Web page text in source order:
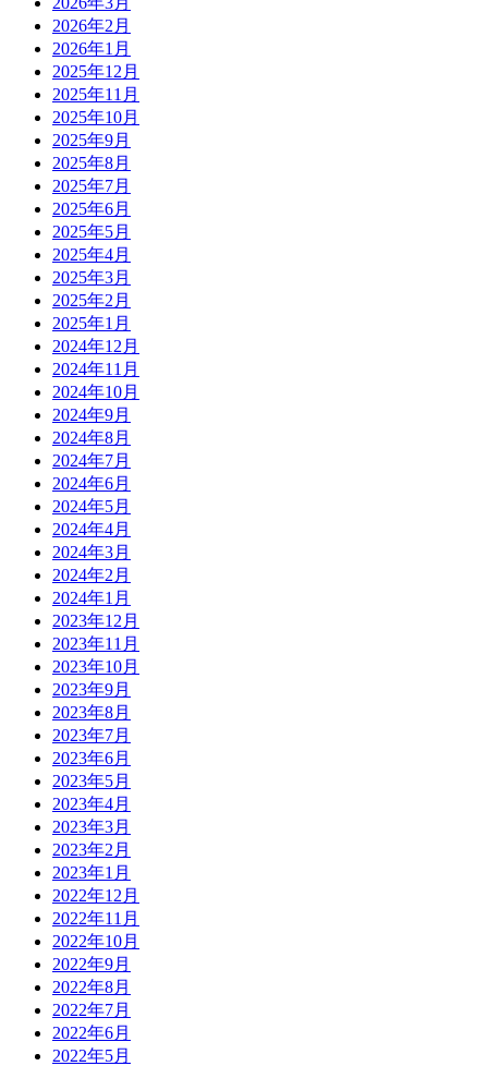
2026年2月
2026年1月
2025年12月
2025年11月
2025年10月
2025年9月
2025年8月
2025年7月
2025年6月
2025年5月
2025年4月
2025年3月
2025年2月
2025年1月
2024年12月
2024年11月
2024年10月
2024年9月
2024年8月
2024年7月
2024年6月
2024年5月
2024年4月
2024年3月
2024年2月
2024年1月
2023年12月
2023年11月
2023年10月
2023年9月
2023年8月
2023年7月
2023年6月
2023年5月
2023年4月
2023年3月
2023年2月
2023年1月
2022年12月
2022年11月
2022年10月
2022年9月
2022年8月
2022年7月
2022年6月
2022年5月